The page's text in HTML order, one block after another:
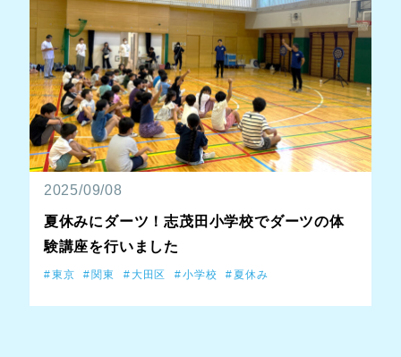
2025/09/08
夏休みにダーツ！志茂田小学校でダーツの体
験講座を行いました
東京 関東 大田区 小学校 夏休み